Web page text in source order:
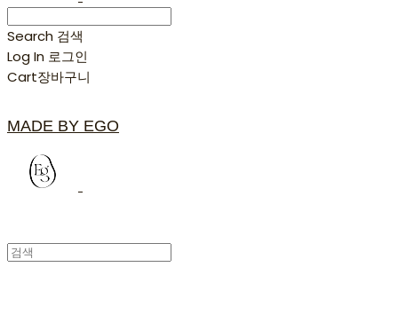
Search 검색
Log In 로그인
Cart장바구니
MADE BY EGO